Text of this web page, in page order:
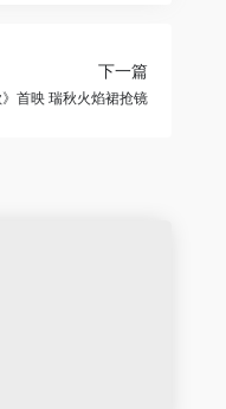
下一篇
》首映 瑞秋火焰裙抢镜